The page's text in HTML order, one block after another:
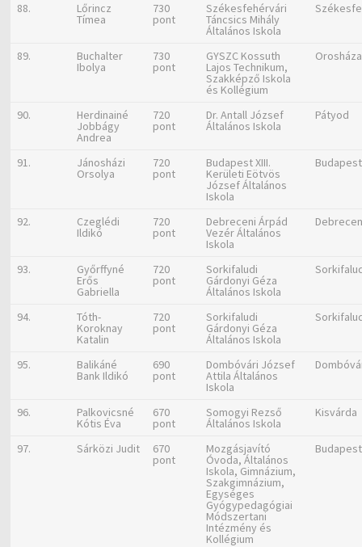
88. Lőrincz
Tímea
730
pont
Székesfehérvári
Táncsics Mihály
Általános Iskola
89. Buchalter
Ibolya
730
pont
GYSZC Kossuth
Lajos Technikum,
Szakképző Iskola
és Kollégium
Orosháza
90. Herdinainé
Jobbágy
Andrea
720
pont
Dr. Antall József
Általános Iskola
Pátyod
91. Jánosházi
Orsolya
720
pont
Budapest XIII.
Kerületi Eötvös
József Általános
Iskola
Budapest
92. Czeglédi
Ildikó
720
pont
Debreceni Árpád
Vezér Általános
Iskola
93. Győrffyné
Erős
Gabriella
720
pont
Sorkifaludi
Gárdonyi Géza
Általános Iskola
94. Tóth-
Koroknay
Katalin
720
pont
Sorkifaludi
Gárdonyi Géza
Általános Iskola
95. Balikáné
Bank Ildikó
690
pont
Dombóvári József
Attila Általános
Iskola
96. Palkovicsné
Kótis Éva
670
pont
Somogyi Rezső
Általános Iskola
Kisvárda
97. Sárközi Judit 670
pont
Mozgásjavító
Óvoda, Általános
Iskola, Gimnázium,
Szakgimnázium,
Egységes
Gyógypedagógiai
Módszertani
Intézmény és
Kollégium
Budapest